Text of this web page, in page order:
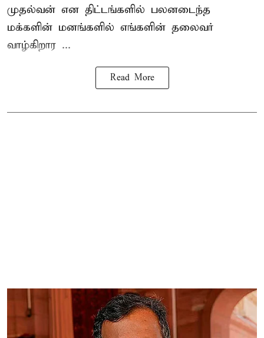
முதல்வன் என திட்டங்களில் பலனடைந்த
மக்களின் மனங்களில் எங்களின் தலைவர்
வாழ்கிறார ...
Read More